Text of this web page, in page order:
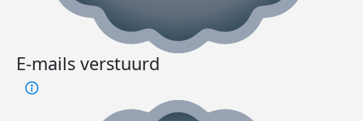
E-mails verstuurd